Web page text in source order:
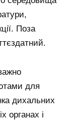
Поза
для
дихальних
органах і